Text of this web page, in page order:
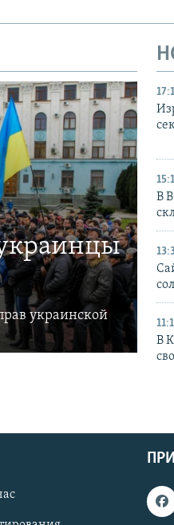
украинской
В
В